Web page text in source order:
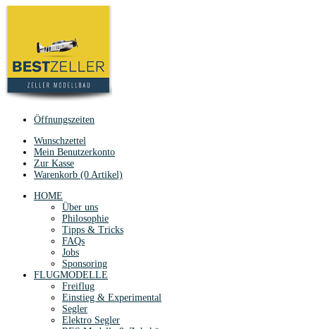
Öffnungszeiten
Wunschzettel
Mein Benutzerkonto
Zur Kasse
Warenkorb (0 Artikel)
HOME
Über uns
Philosophie
Tipps & Tricks
FAQs
Jobs
Sponsoring
FLUGMODELLE
Freiflug
Einstieg & Experimental
Segler
Elektro Segler